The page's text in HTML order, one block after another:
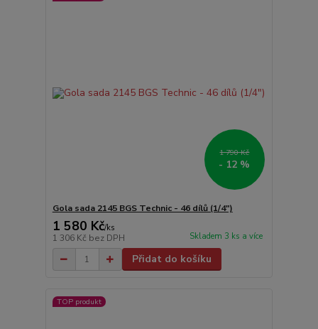
1 790 Kč
- 12 %
Gola sada 2145 BGS Technic - 46 dílů (1/4")
1 580 Kč/ks
1 306 Kč bez DPH Skladem 3 ks a více
Přidat do košíku
TOP produkt